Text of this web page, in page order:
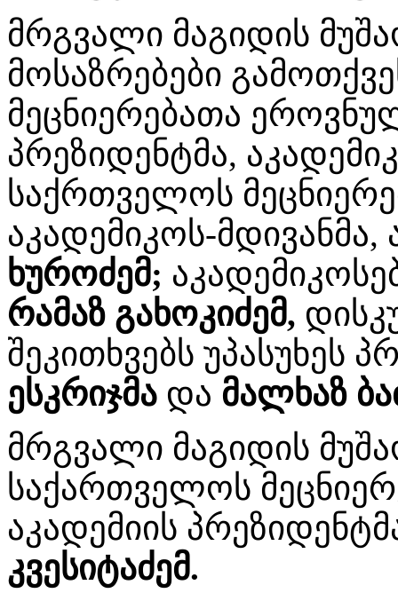
მრგვალი მაგიდის
მოსაზრებები
მეცნიერებათა
პრეზიდენტმა,
საქრთველოს
აკადემიკოს-მდივანმა,
ხუროძემ;
რამაზ გახოკიძემ,
შეკითხვებს უპასუხეს
ესკრიჯმა და მალხაზ
მრგვალი მაგიდის
საქართველოს
აკადემიის
კვესიტაძემ.